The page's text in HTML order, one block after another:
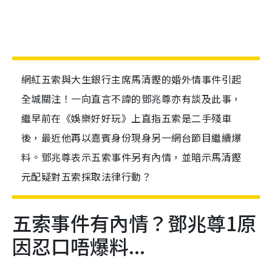
網紅五索與大生銀行主席馬清鏗的婚外情事件引起
全城關注！一向直言不諱的鄧兆尊亦有談及此事，
繼早前在《娛樂好好玩》上直指五索是二手殘車
後，最近他再以嘉賓身份現身另一網台節目繼續爆
料。鄧兆尊表示五索事件另有內情，並暗示馬清鏗
元配疑對五索採取法律行動？
五索事件有內情？鄧兆尊1原
因忍口唔爆料...